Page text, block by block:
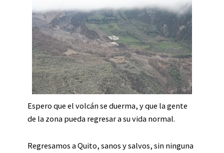
Espero que el volcán se duerma, y que la gente
de la zona pueda regresar a su vida normal.
Regresamos a Quito, sanos y salvos, sin ninguna